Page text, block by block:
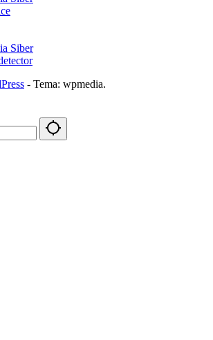
Siber
- Tema: wpmedia.